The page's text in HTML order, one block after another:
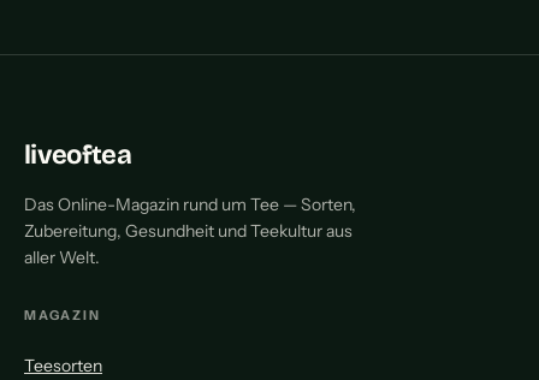
liveoftea
Das Online-Magazin rund um Tee — Sorten,
Zubereitung, Gesundheit und Teekultur aus
aller Welt.
MAGAZIN
Teesorten